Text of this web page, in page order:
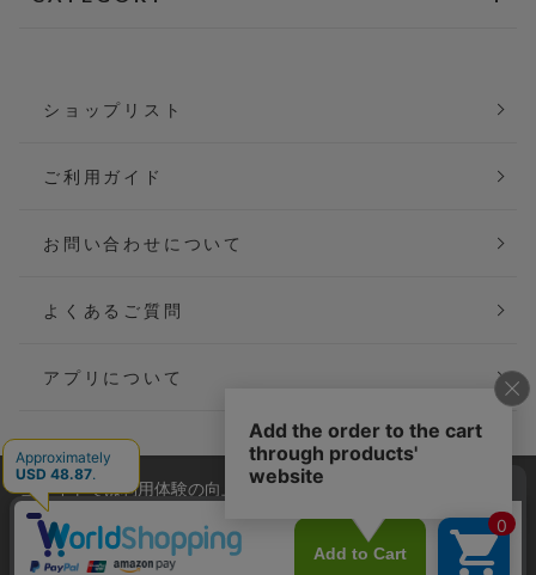
ショップリスト
ご利用ガイド
お問い合わせについて
よくあるご質問
アプリについて
会社概要
ご利用規約
個人情報保護方針
当サイトでは利用体験の向上およびコンテンツの最適な提供、ト
ラフィックの分析を目的としてCookieを使用しています。
サイトの閲覧を継続された場合、Cookieの利用に同意したことも
のといたします。